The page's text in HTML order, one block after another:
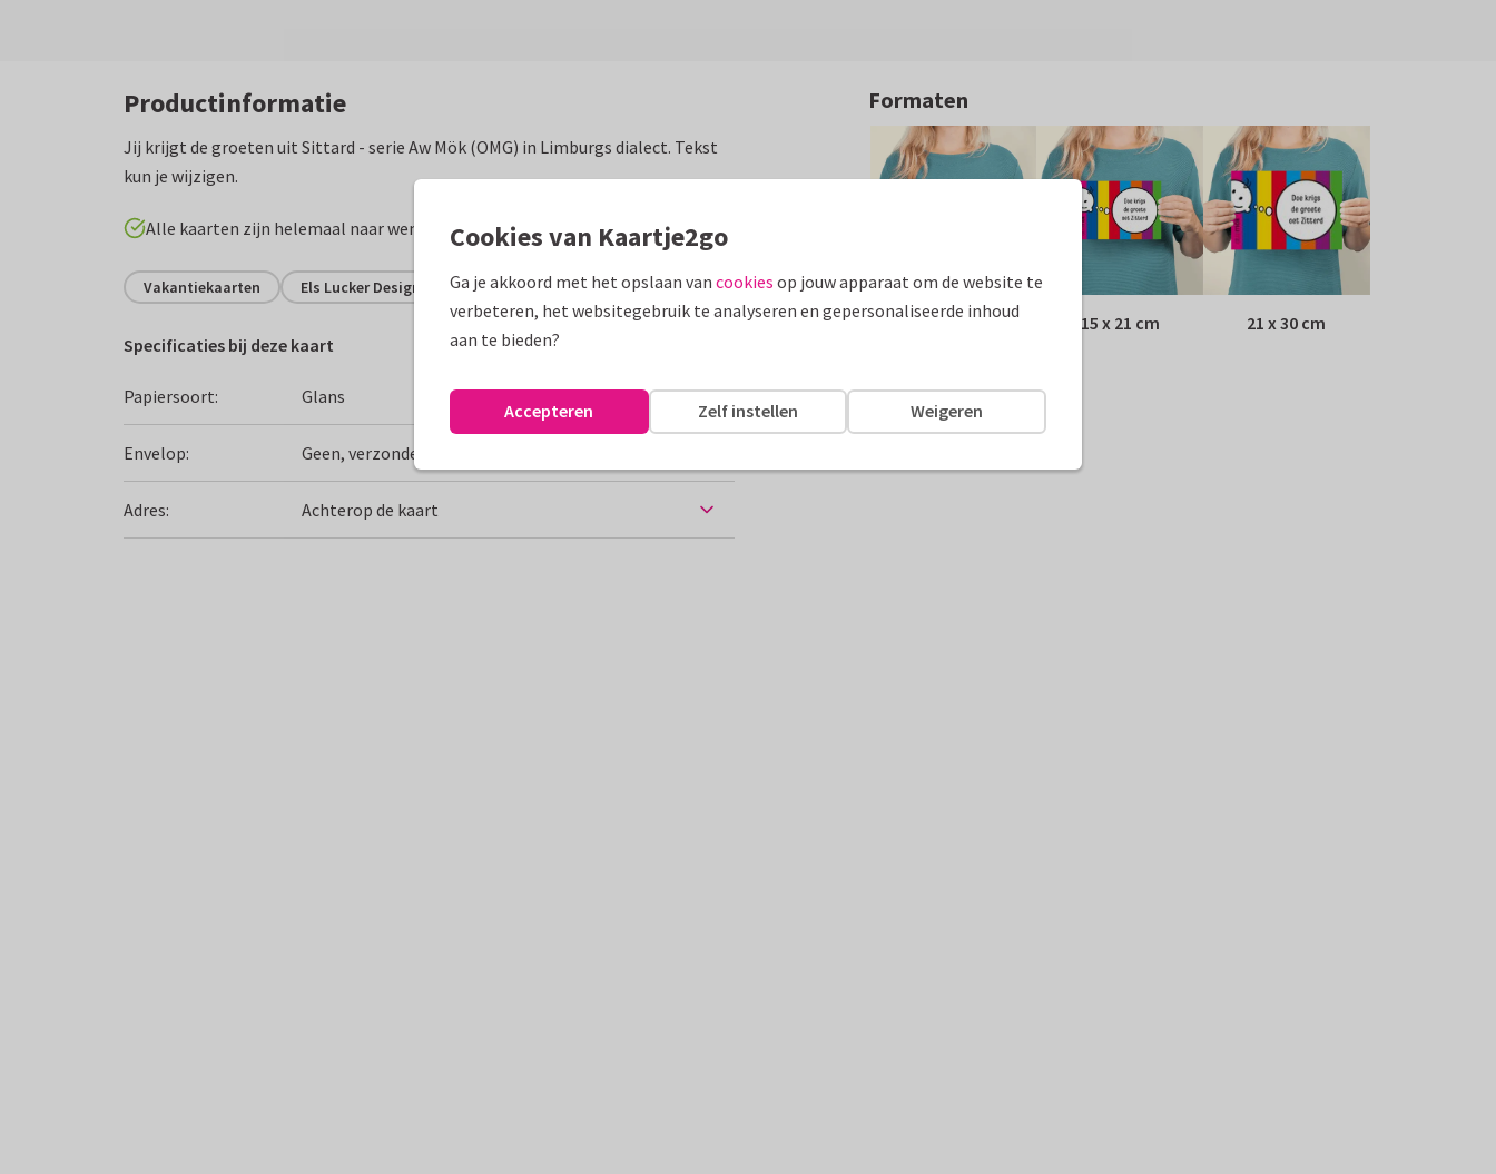
Productinformatie
Jij krijgt de groeten uit Sittard - serie Aw Mök (OMG) in Limburgs dialect. Tekst
kun je wijzigen.
Alle kaarten zijn helemaal naar wens aan te passen
Vakantiekaarten Els Lucker Design Nederland Groeten uit...
Specificaties bij deze kaart
Papiersoort: Glans
Envelop: Geen, verzonden als ansichtkaart
Adres: Achterop de kaart
Formaten
10 x 15 cm 15 x 21 cm 21 x 30 cm
Cookies van Kaartje2go
Ga je akkoord met het opslaan van cookies op jouw apparaat om de website te
verbeteren, het websitegebruik te analyseren en gepersonaliseerde inhoud
aan te bieden?
Weigeren
Zelf instellen
Accepteren